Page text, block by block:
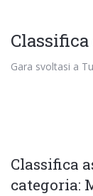
Gara svoltasi a
Classifica
categoria: